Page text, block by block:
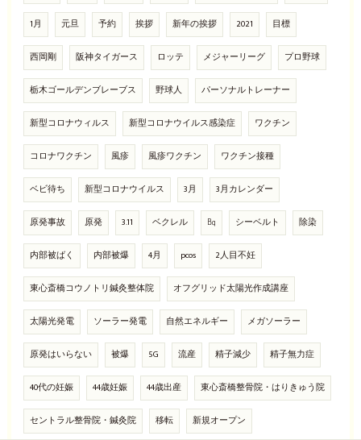
1月 元旦 予約 挨拶 新年の挨拶 2021 目標
西岡剛 阪神タイガース ロッテ メジャーリーグ プロ野球
栃木ゴールデンブレーブス 野球人 パーソナルトレーナー
新型コロナウィルス 新型コロナウイルス感染症 ワクチン
コロナワクチン 風疹 風疹ワクチン ワクチン接種
ベビ待ち 新型コロナウイルス 3月 3月カレンダー
原発事故 原発 3.11 ベクレル ㏃ シーベルト 除染
内部被ばく 内部被爆 4月 pcos 2人目不妊
東心斎橋コウノトリ鍼灸整体院 オフグリッド太陽光作成講座
太陽光発電 ソーラー発電 自然エネルギー メガソーラー
原発はいらない 被爆 5G 流産 精子減少 精子無力症
40代の妊娠 44歳妊娠 44歳出産 東心斎橋整骨院・はりきゅう院
セントラル整骨院・鍼灸院 移転 新規オープン